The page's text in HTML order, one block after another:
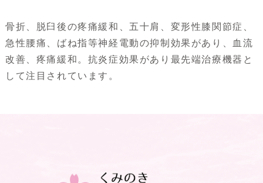
骨折、脱臼後の疼痛緩和、五十肩、変形性膝関節症、
急性腰痛、ばね指等神経電動の抑制効果があり、血流
改善、疼痛緩和。抗炎症効果があり最先端治療機器と
して注目されています。